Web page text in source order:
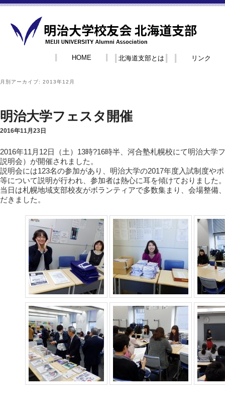
HOME 北海道支部とは リンク
月別アーカイブ: 2013年12月
明治大学フェスタ開催
2016年11月23日
2016年11月12日（土）13時?16時半、河合塾札幌校にて明治大学
説明会）が開催されました。
説明会には123名の参加があり、明治大学の2017年度入試制度や
等について説明が行われ、参加者は熱心に耳を傾けておりました
当日は札幌地域支部校友がボランティアで多数集まり、会場整備
だきました。